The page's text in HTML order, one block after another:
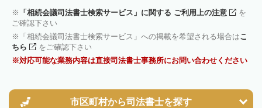
「相続会議司法書士検索サービス」に関する ご利用上の注意
を
ご確認下さい
「相続会議司法書士検索サービス」への掲載を希望される場合はこ
ちら
をご確認下さい
対応可能な業務内容は直接司法書士事務所にお問い合わせください
市区町村から司法書士を探す